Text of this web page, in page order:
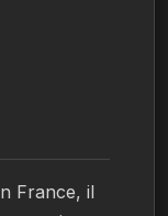
France, il